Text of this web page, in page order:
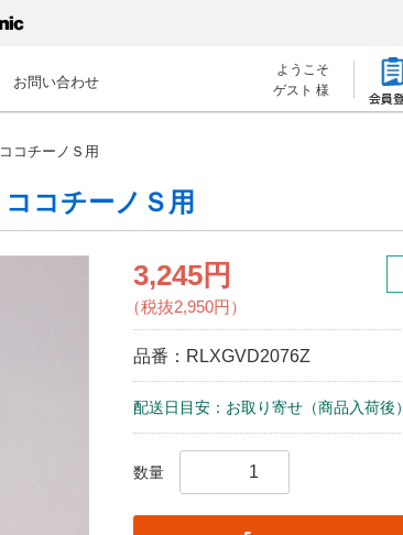
お問い合わせ
ようこそ
ゲスト 様
コチーノＳ用
コチーノＳ用
3,245円
（税抜2,950円）
品番： RLXGVD2076Z
配送日目安：お取り寄せ（商品入荷後）
数量